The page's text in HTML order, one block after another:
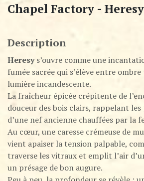
Chapel Factory - Heresy
Description
Heresys’ouvre comme une
fumée sacrée qui s’élève entre
lumière incandescente.
La fraîcheur épicée crépitente de
douceur des bois clairs, rappelant
d’une nef ancienne chauffées par la
Au cœur, une caresse crémeuse de
vient apaiser la tension palpable,
traverse les vitraux et emplit l’air
un présage de bon augure.